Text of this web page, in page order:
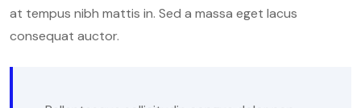
at tempus nibh mattis in. Sed a massa eget lacus
consequat auctor.